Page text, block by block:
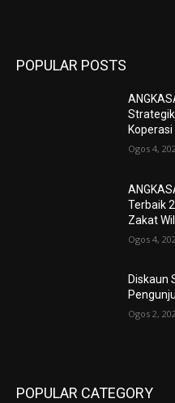
POPULAR POSTS
Koperasi
Ogos 4,
Terbaik
Zakat
Ogos 4,
Diskaun
Ogos 2,
POPULAR CATEGORY